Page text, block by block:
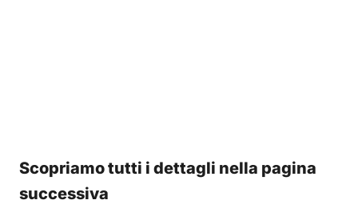
Scopriamo tutti i dettagli nella pagina
successiva